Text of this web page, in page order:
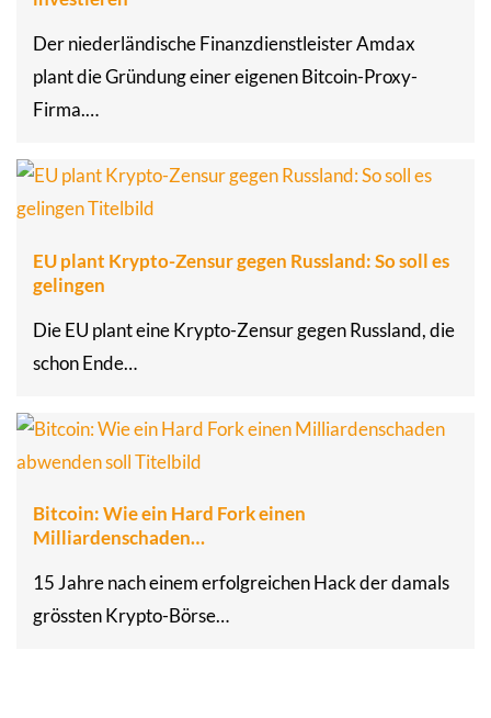
Der niederländische Finanzdienstleister Amdax
plant die Gründung einer eigenen Bitcoin-Proxy-
Firma.…
EU plant Krypto-Zensur gegen Russland: So soll es
gelingen
Die EU plant eine Krypto-Zensur gegen Russland, die
schon Ende…
Bitcoin: Wie ein Hard Fork einen
Milliardenschaden…
15 Jahre nach einem erfolgreichen Hack der damals
grössten Krypto-Börse…